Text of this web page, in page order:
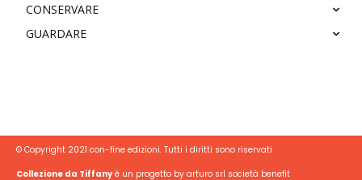
CONSERVARE
GUARDARE
© Copyright 2021 con-fine edizioni. Tutti i diritti sono riservati
Collezione da Tiffanyè un progetto by arturo srl società benefit